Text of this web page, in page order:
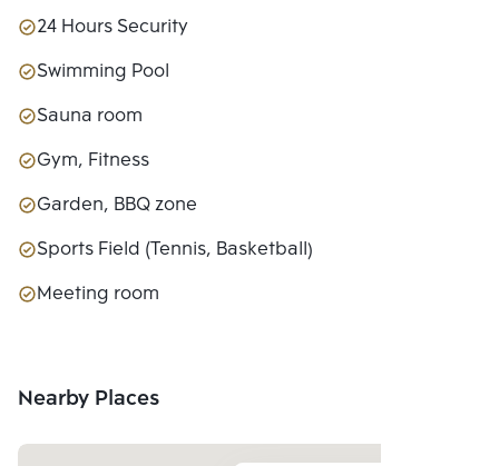
24 Hours Security
Swimming Pool
Sauna room
Gym, Fitness
Garden, BBQ zone
Sports Field (Tennis, Basketball)
Meeting room
Nearby Places